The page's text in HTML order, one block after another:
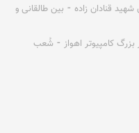
شهید قنادان زاده ⁃ بین طالقانی و
بزرگ کامپیوتر اهواز ⁃ شُعب